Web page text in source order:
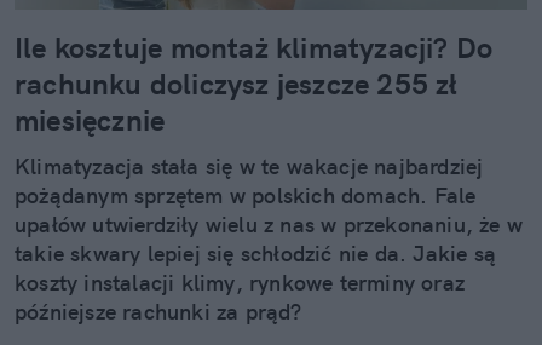
Ile kosztuje montaż klimatyzacji? Do
rachunku doliczysz jeszcze 255 zł
miesięcznie
Klimatyzacja stała się w te wakacje najbardziej
pożądanym sprzętem w polskich domach. Fale
upałów utwierdziły wielu z nas w przekonaniu, że w
takie skwary lepiej się schłodzić nie da. Jakie są
koszty instalacji klimy, rynkowe terminy oraz
późniejsze rachunki za prąd?